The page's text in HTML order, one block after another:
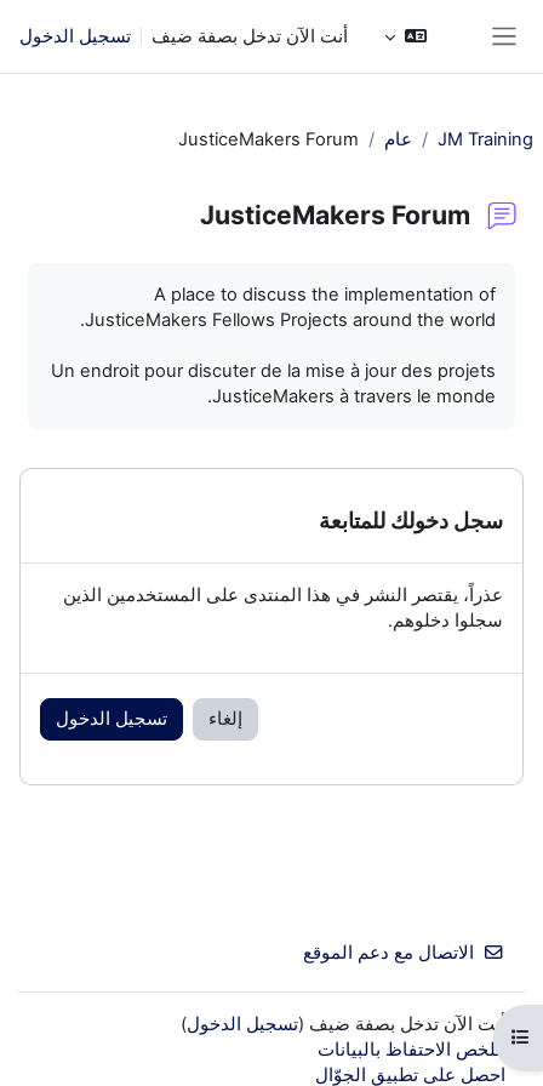
أنت الآن تدخل بصفة ضيف تسجيل الدخول
فتح فهرس المقرر
JM Training عام JusticeMakers Forum
JusticeMakers Forum
A place to discuss the implementation of
JusticeMakers Fellows Projects around the world.
Un endroit pour discuter de la mise à jour des projets
JusticeMakers à travers le monde.
سجل دخولك للمتابعة
عذراً، يقتصر النشر في هذا المنتدى على المستخدمين الذين
سجلوا دخلوهم.
إلغاء تسجيل الدخول
الاتصال مع دعم الموقع
أنت الآن تدخل بصفة ضيف (تسجيل الدخول)
ملخص الاحتفاظ بالبيانات
احصل على تطبيق الجوّال